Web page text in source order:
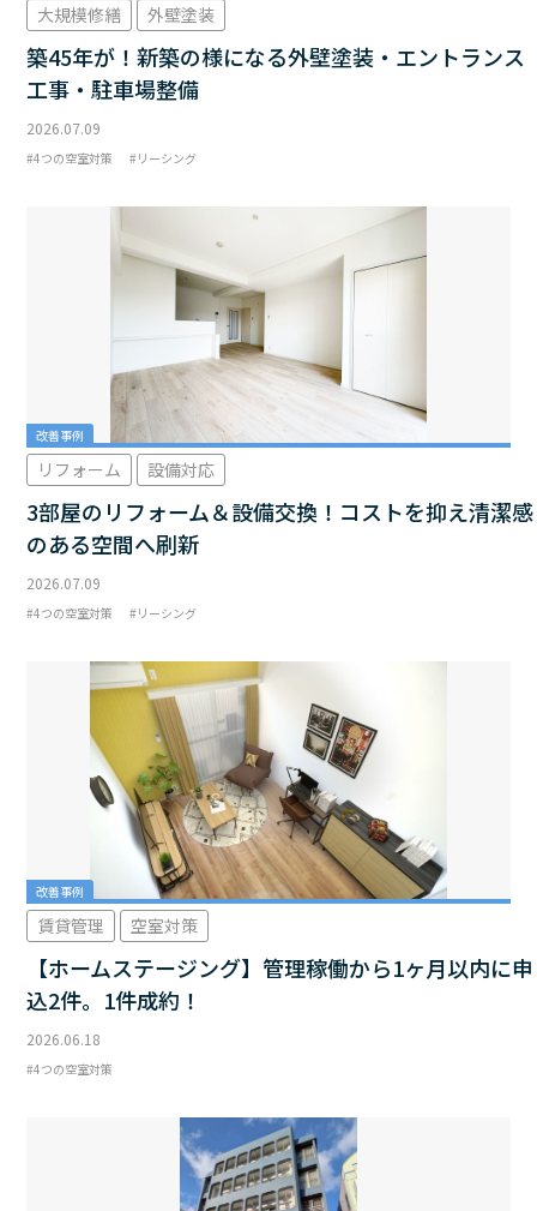
大規模修繕 外壁塗装
築45年が！新築の様になる外壁塗装・エントランス
工事・駐車場整備
2026.07.09
4つの空室対策 リーシング
改善事例
リフォーム 設備対応
3部屋のリフォーム＆設備交換！コストを抑え清潔感
のある空間へ刷新
2026.07.09
4つの空室対策 リーシング
改善事例
賃貸管理 空室対策
【ホームステージング】管理稼働から1ヶ月以内に申
込2件。1件成約！
2026.06.18
4つの空室対策